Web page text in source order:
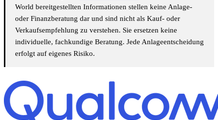
World bereitgestellten Informationen stellen keine Anlage-
oder Finanzberatung dar und sind nicht als Kauf- oder
Verkaufsempfehlung zu verstehen. Sie ersetzen keine
individuelle, fachkundige Beratung. Jede Anlageentscheidung
erfolgt auf eigenes Risiko.